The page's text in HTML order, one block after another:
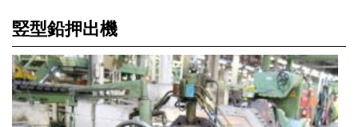
竪型鉛押出機